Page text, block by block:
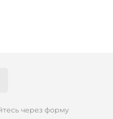
через форму